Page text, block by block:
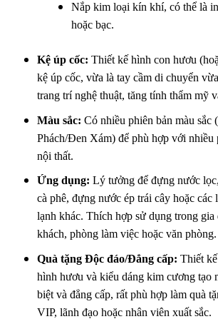
Nắp kim loại kín khí, có thể là
hoặc bạc.
Kệ úp cốc: Thiết kế hình con hươu
kệ úp cốc, vừa là tay cầm di chuyển
trang trí nghệ thuật, tăng tính thẩm mỹ
Màu sắc: Có nhiều phiên bản màu sắc
Phách/Đen Xám) để phù hợp với nhiều
nội thất.
Ứng dụng: Lý tưởng để đựng nước
cà phê, đựng nước ép trái cây hoặc các
lạnh khác. Thích hợp sử dụng trong gia
khách, phòng làm việc hoặc văn phòng.
Quà tặng Độc đáo/Đẳng cấp: Thiết
hình hươu và kiểu dáng kim cương tạo
biệt và đẳng cấp, rất phù hợp làm quà
VIP, lãnh đạo hoặc nhân viên xuất sắc.